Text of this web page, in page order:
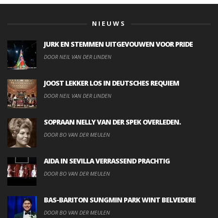
NIEUWS
JURK EN STEMMEN UITGEVOUWEN VOOR PRIDE
DOOR NEIL VAN DER LINDEN
JOOST LEKKER LOS IN DEUTSCHES REQUIEM
DOOR NEIL VAN DER LINDEN
SOPRAAN NELLY VAN DER SPEK OVERLEDEN.
DOOR BO VAN DER MEULEN
AIDA IN SEVILLA VERRASSEND PRACHTIG
DOOR BO VAN DER MEULEN
BAS-BARITON SUNGMIN PARK WINT BELVEDERE
DOOR BO VAN DER MEULEN